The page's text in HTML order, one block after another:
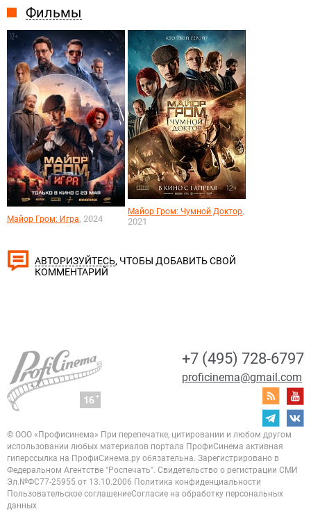
Фильмы
Майор Гром: Игра, 2024
Майор Гром: Чумной Доктор,
2021
АВТОРИЗУЙТЕСЬ, ЧТОБЫ ДОБАВИТЬ СВОЙ
КОММЕНТАРИЙ
+7 (495) 728-6797
proficinema@gmail.com
© ООО «Профисинема» При перепечатке, цитировании и любом другом
использовании любых материалов портала ПрофиСинема активная
гиперссылка на ПрофиСинема.ру обязательна. Зарегистрировано в
Федеральном Агентстве "Роспечать". Свидетельство о регистрации СМИ
Эл.№ФС77-25955 от 13.10.2006 Политика конфиденциальности
Пользовательское соглашениеСогласие на обработку персональных
данных